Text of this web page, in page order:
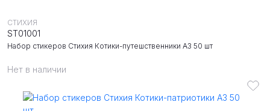
Нет в наличии
Набор стикеров Стихия Котики-путешственники А3 50 шт
СТИХИЯ
ST01001